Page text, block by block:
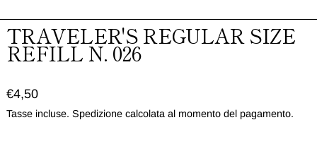
TRAVELER'S REGULAR SIZE
REFILL N. 026
Prezzo normale
€4,50
Tasse incluse. Spedizione calcolata al momento del pagamento.